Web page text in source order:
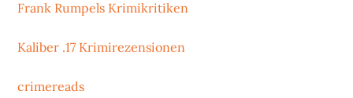
Frank Rumpels Krimikritiken
Kaliber .17 Krimirezensionen
crimereads